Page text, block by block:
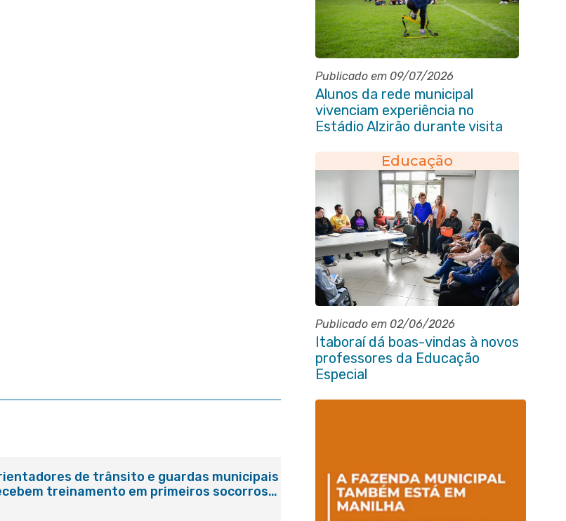
Publicado em 09/07/2026
Alunos da rede municipal
vivenciam experiência no
Estádio Alzirão durante visita
Educação
Publicado em 02/06/2026
Itaboraí dá boas-vindas à novos
professores da Educação
Especial
de trânsito e guardas municipais
treinamento em primeiros socorros